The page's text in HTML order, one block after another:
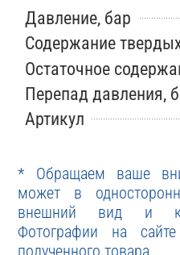
Давление, бар
Содержание
Остаточное
Перепад давления,
Артикул
* Обращаем ваше
может в
внешний вид и
Фотографии на